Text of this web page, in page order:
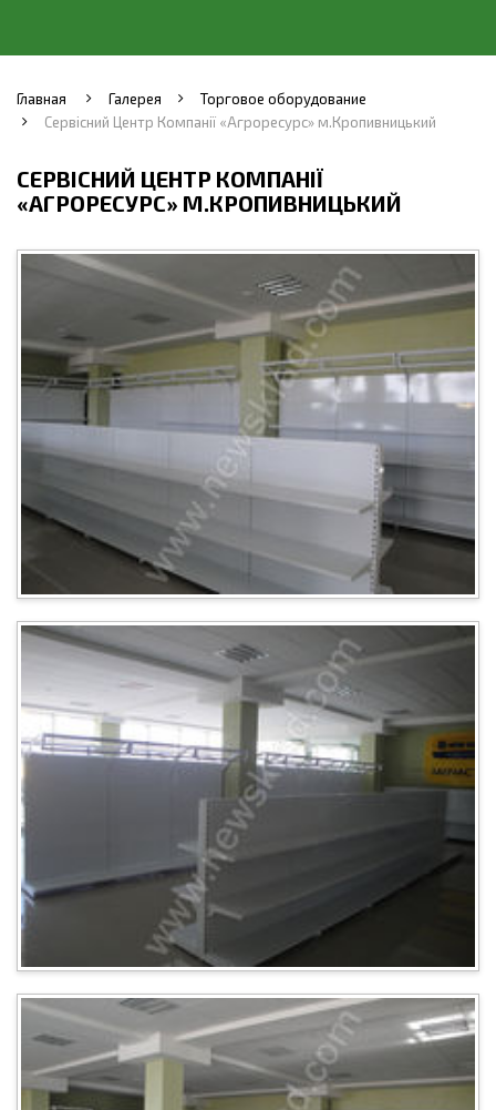
Главная Галерея
Торговое оборудование
Сервісний Центр Компанії «Агроресурс» м.Кропивницький
СЕРВІСНИЙ ЦЕНТР КОМПАНІЇ
«АГРОРЕСУРС» М.КРОПИВНИЦЬКИЙ